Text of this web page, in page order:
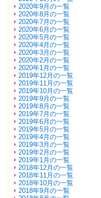
2020年9月の一覧
2020年8月の一覧
2020年7月の一覧
2020年6月の一覧
2020年5月の一覧
2020年4月の一覧
2020年3月の一覧
2020年2月の一覧
2020年1月の一覧
2019年12月の一覧
2019年11月の一覧
2019年10月の一覧
2019年9月の一覧
2019年8月の一覧
2019年7月の一覧
2019年6月の一覧
2019年5月の一覧
2019年4月の一覧
2019年3月の一覧
2019年2月の一覧
2019年1月の一覧
2018年12月の一覧
2018年11月の一覧
2018年10月の一覧
2018年9月の一覧